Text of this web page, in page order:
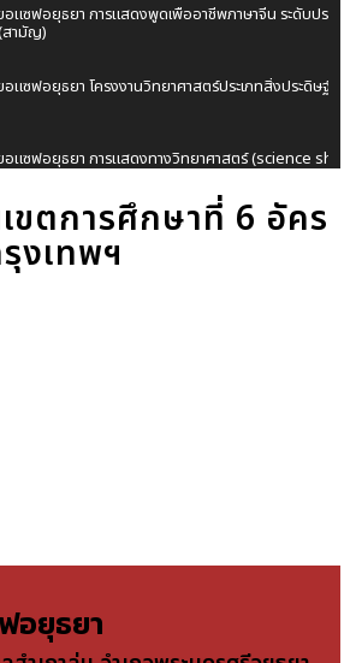
อแซฟอยุธยา การแสดงพูดเพื่ออาชีพภาษาจีน ระดับประ
ามัญ)
อแซฟอยุธยา โครงงานวิทยาศาสตร์ประเภทสิ่งประดิษฐ์
อแซฟอยุธยา การแสดงทางวิทยาศาสตร์ (science
ยอแซฟอยุธยา การแข่งขัน Story Telling ระดับชั้นประถ
ป.6 (สามัญ)
ยอแซฟอยุธยา เรื่อง How to take care of yourself
มศึกษา ป.4-ป.6
เขตการศึกษาที่ 6 อัคร
งเทพฯ
อยุธยา